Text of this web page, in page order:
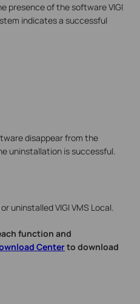
presence of the software VIGI
indicates a successful
disappear from the
uninstallation is successful.
uninstalled VIGI VMS Local.
function and
Centerto download